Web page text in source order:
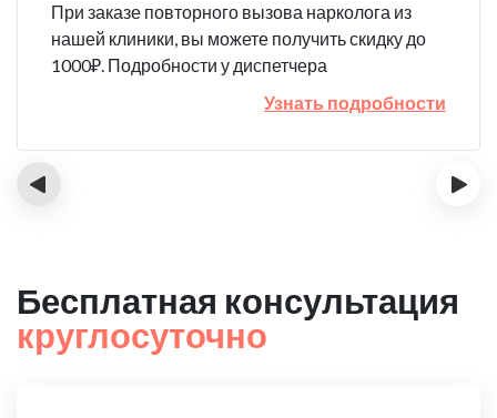
При заказе повторного вызова нарколога из
нашей клиники, вы можете получить скидку до
1000₽. Подробности у диспетчера
Узнать подробности
‹ ›
Бесплатная консультация
круглосуточно